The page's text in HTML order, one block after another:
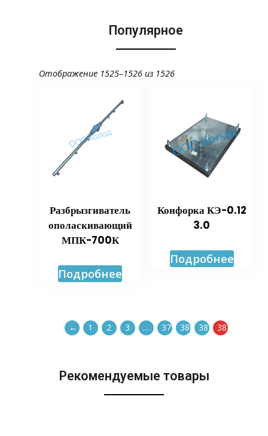
Популярное
Отображение 1525–1526 из 1526
Разбрызгиватель
ополаскивающий
МПК-700К
Подробнее
Конфорка КЭ-0.12
3.0
Подробнее
← 1 2 3 … 379 380 381 382
Рекомендуемые товары